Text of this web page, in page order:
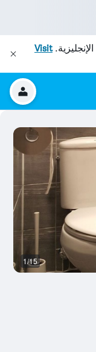
Visit
1/15